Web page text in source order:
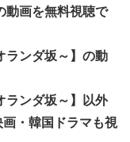
動画を無料視聴で
ランダ坂～】の動
ランダ坂～】以外
・韓国ドラマも視